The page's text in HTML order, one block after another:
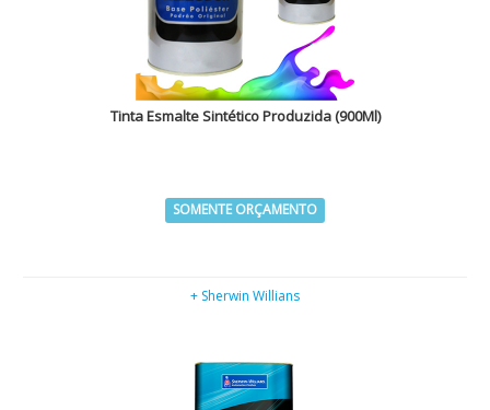
Tinta Esmalte Sintético Produzida (900Ml)
SOMENTE ORÇAMENTO
+ Sherwin Willians